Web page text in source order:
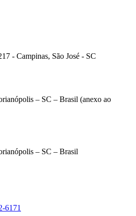
- Campinas, São José - SC
– SC – Brasil (anexo ao
– SC – Brasil
6171